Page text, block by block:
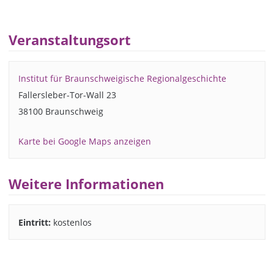
Veranstaltungsort
Institut für Braunschweigische Regionalgeschichte
Fallersleber-Tor-Wall 23
38100 Braunschweig
Karte bei Google Maps anzeigen
Weitere Informationen
Eintritt: kostenlos